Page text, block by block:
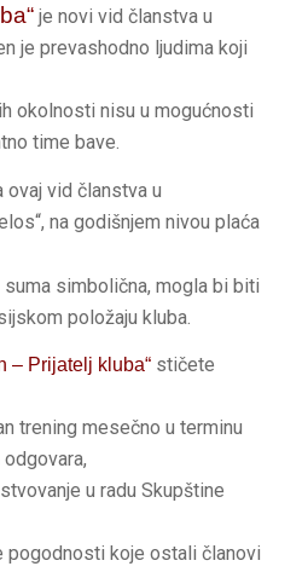
je novi vid članstva u
je prevashodno ljudima koji
okolnosti nisu u mogućnosti
time bave.
vid članstva u
na godišnjem nivou plaća
simbolična, mogla bi biti
položaju kluba.
– Prijatelj kluba“stičete
trening mesečno u terminu
odgovara,
u radu Skupštine
pogodnosti koje ostali članovi